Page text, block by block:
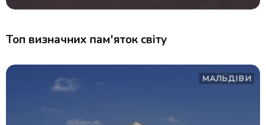
Топ визначних пам'яток світу
МАЛЬДІВИ